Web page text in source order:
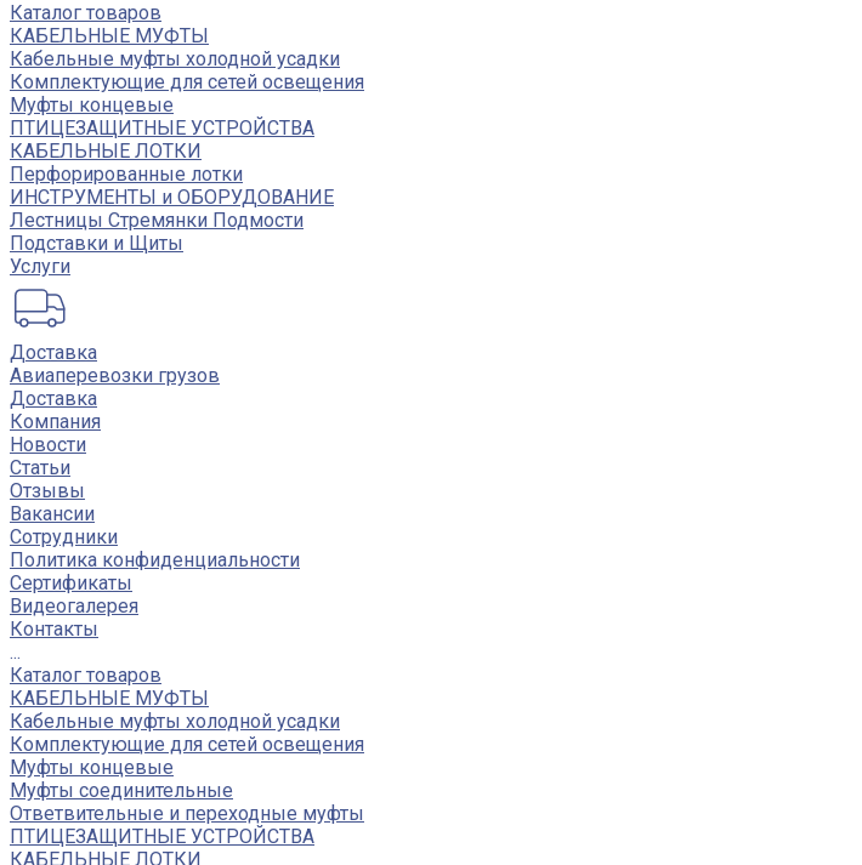
Каталог товаров
КАБЕЛЬНЫЕ МУФТЫ
Кабельные муфты холодной усадки
Комплектующие для сетей освещения
Муфты концевые
ПТИЦЕЗАЩИТНЫЕ УСТРОЙСТВА
КАБЕЛЬНЫЕ ЛОТКИ
Перфорированные лотки
ИНСТРУМЕНТЫ и ОБОРУДОВАНИЕ
Лестницы Стремянки Подмости
Подставки и Щиты
Услуги
Доставка
Авиаперевозки грузов
Доставка
Компания
Новости
Статьи
Отзывы
Вакансии
Сотрудники
Политика конфиденциальности
Сертификаты
Видеогалерея
Контакты
...
Каталог товаров
КАБЕЛЬНЫЕ МУФТЫ
Кабельные муфты холодной усадки
Комплектующие для сетей освещения
Муфты концевые
Муфты соединительные
Ответвительные и переходные муфты
ПТИЦЕЗАЩИТНЫЕ УСТРОЙСТВА
КАБЕЛЬНЫЕ ЛОТКИ